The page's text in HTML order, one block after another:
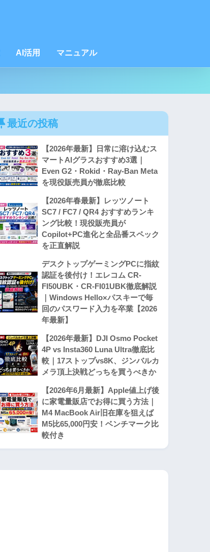
AI活用 マニュアル
最近の投稿
【2026年最新】日常に溶け込むス
マートAIグラスおすすめ3選｜
Even G2・Rokid・Ray-Ban Meta
を現役販売員が徹底比較
【2026年春最新】レッツノート
SC7 / FC7 / QR4 おすすめランキ
ング比較！現役販売員が
Copilot+PC進化と全品番スペック
を正直解説
デスクトップゲーミングPCに指紋
認証を後付け！エレコム CR-
FI50UBK・CR-FI01UBK徹底解説
｜Windows Hello×パスキーで毎
回のパスワード入力を卒業【2026
年最新】
【2026年最新】DJI Osmo Pocket
4P vs Insta360 Luna Ultra徹底比
較｜17ストップvs8K、ジンバルカ
メラ頂上決戦どっちを買うべきか
【2026年6月最新】Apple値上げ後
に家電量販店でお得に買う方法｜
M4 MacBook Air旧在庫を狙えば
M5比65,000円安！ベンチマーク比
較付き